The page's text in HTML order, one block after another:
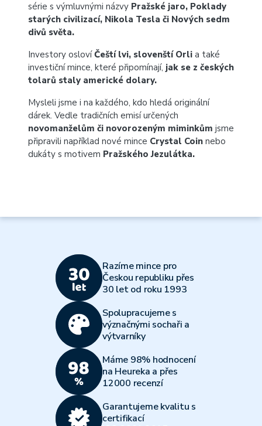
série s výmluvnými názvy Pražské jaro, Poklady
starých civilizací, Nikola Tesla či Nových sedm
divů světa.
Investory oslovíČeští lvi, slovenští Orli a také
investiční mince, které připomínají, jak se z českých
tolarů staly americké dolary.
Mysleli jsme i na každého, kdo hledá originální
dárek. Vedle tradičních emisí určených
novomanželům či novorozeným miminkům jsme
připravili například nové mince Crystal Coin nebo
dukáty s motivem Pražského Jezulátka.
Razíme mince pro
Českou republiku přes
30 let od roku 1993
Spolupracujeme s
význačnými sochaři a
výtvarníky
Máme 98% hodnocení
na Heureka a přes
12000 recenzí
Garantujeme kvalitu s
certifikací